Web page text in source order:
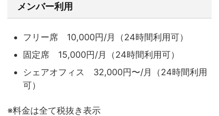
メンバー利用
フリー席 10,000円/月（24時間利用可）
固定席 15,000円/月（24時間利用可）
シェアオフィス 32,000円〜/月（24時間利用
可）
※料金は全て税抜き表示